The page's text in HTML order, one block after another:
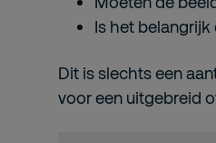
Is het
Dit is slechts een
voor een uitgebreid